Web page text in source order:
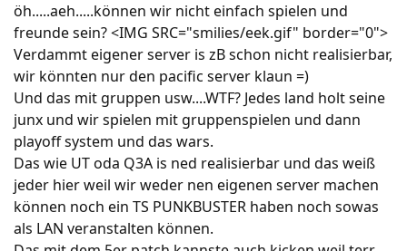
öh.....aeh.....können wir nicht einfach spielen und
freunde sein? <IMG SRC="smilies/eek.gif" border="0">
Verdammt eigener server is zB schon nicht realisierbar,
wir könnten nur den pacific server klaun =)
Und das mit gruppen usw....WTF? Jedes land holt seine
junx und wir spielen mit gruppenspielen und dann
playoff system und das wars.
Das wie UT oda Q3A is ned realisierbar und das weiß
jeder hier weil wir weder nen eigenen server machen
können noch ein TS PUNKBUSTER haben noch sowas
als LAN veranstalten können.